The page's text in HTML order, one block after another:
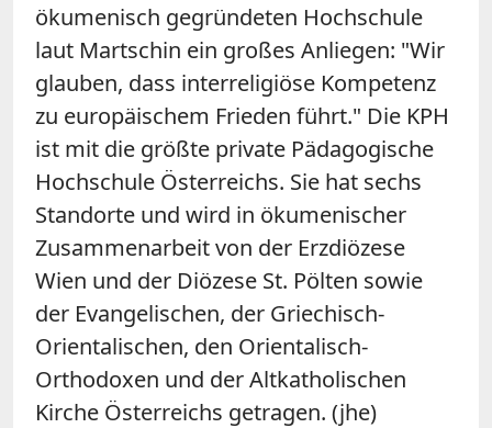
ökumenisch gegründeten Hochschule
laut Martschin ein großes Anliegen: "Wir
glauben, dass interreligiöse Kompetenz
zu europäischem Frieden führt." Die KPH
ist mit die größte private Pädagogische
Hochschule Österreichs. Sie hat sechs
Standorte und wird in ökumenischer
Zusammenarbeit von der Erzdiözese
Wien und der Diözese St. Pölten sowie
der Evangelischen, der Griechisch-
Orientalischen, den Orientalisch-
Orthodoxen und der Altkatholischen
Kirche Österreichs getragen. (jhe)